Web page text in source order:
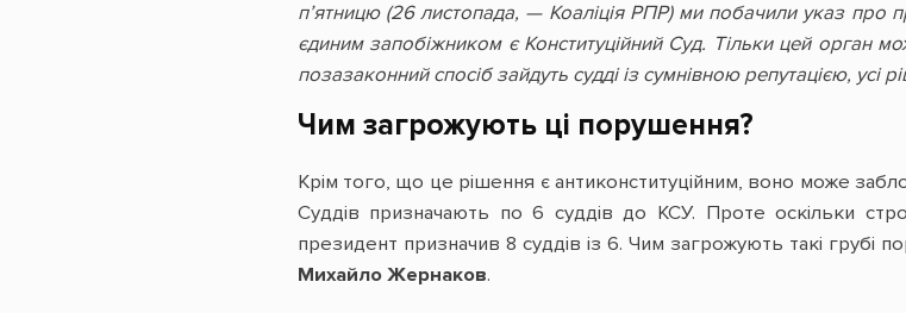
п’ятницю (26 листопада, — Коаліція РПР) ми побачили указ про
єдиним запобіжником є Конституційний Суд. Тільки цей орган
позазаконний спосіб зайдуть судді із сумнівною репутацією, усі
Чим загрожують ці порушення?
Крім того, що це рішення є антиконституційним, воно може
Суддів призначають по 6 суддів до КСУ. Проте оскільки
президент призначив 8 суддів із 6. Чим загрожують такі грубі
Михайло Жернаков.